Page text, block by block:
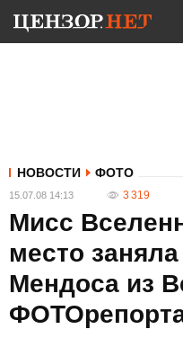
НОВОСТИ ФОТО
15.07.08 14:13 3 319
Мисс
место
Мендоса из